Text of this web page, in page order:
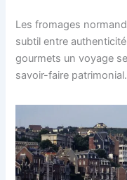
Les fromages
subtil entre
gourmets un voyage
savoir-faire patrimonial.